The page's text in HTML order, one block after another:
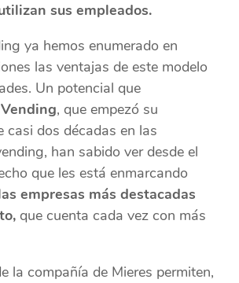
sus empleados.
ya hemos enumerado en
las ventajas de este modelo
Un potencial que
, que empezó su
casi dos décadas en las
han sabido ver desde el
que les está enmarcando
empresas más destacadas
que cuenta cada vez con más
la compañía de Mieres permiten,